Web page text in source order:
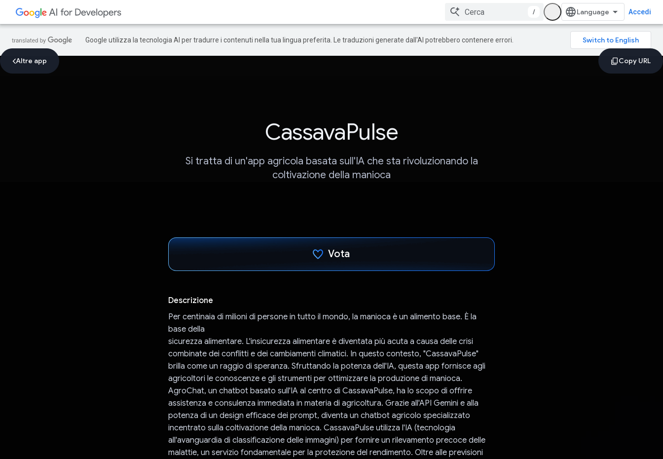
/ Accedi
Google utilizza la tecnologia AI per tradurre i contenuti nella tua lingua preferita. Le traduzioni generate dall'AI potrebbero contenere errori.
Altre app
CassavaPulse
Si tratta di un'app agricola basata sull'IA che sta rivoluzionando la
coltivazione della manioca
Vota
Descrizione
Per centinaia di milioni di persone in tutto il mondo, la manioca è un alimento base. È la
base della
sicurezza alimentare. L'insicurezza alimentare è diventata più acuta a causa delle crisi
combinate dei conflitti e dei cambiamenti climatici. In questo contesto, "CassavaPulse"
brilla come un raggio di speranza. Sfruttando la potenza dell'IA, questa app fornisce agli
agricoltori le conoscenze e gli strumenti per ottimizzare la produzione di manioca.
AgroChat, un chatbot basato sull'IA al centro di CassavaPulse, ha lo scopo di offrire
assistenza e consulenza immediata in materia di agricoltura. Grazie all'API Gemini e alla
potenza di un design efficace dei prompt, diventa un chatbot agricolo specializzato
incentrato sulla coltivazione della manioca. CassavaPulse utilizza l'IA (tecnologia
all'avanguardia di classificazione delle immagini) per fornire un rilevamento precoce delle
malattie, un servizio fondamentale per la protezione del rendimento. Oltre alle previsioni